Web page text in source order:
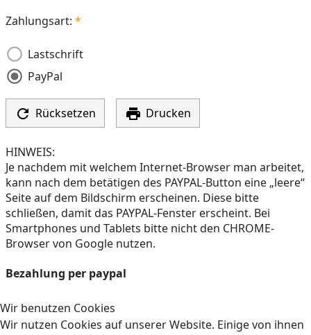
Zahlungsart:
Lastschrift
PayPal
 Rücksetzen  Drucken
HINWEIS:
Je nachdem mit welchem Internet-Browser man arbeitet,
kann nach dem betätigen des PAYPAL-Button eine „leere“
Seite auf dem Bildschirm erscheinen. Diese bitte
schließen, damit das PAYPAL-Fenster erscheint. Bei
Smartphones und Tablets bitte nicht den CHROME-
Browser von Google nutzen.
Bezahlung per paypal
Wir benutzen Cookies
Wir nutzen Cookies auf unserer Website. Einige von ihnen